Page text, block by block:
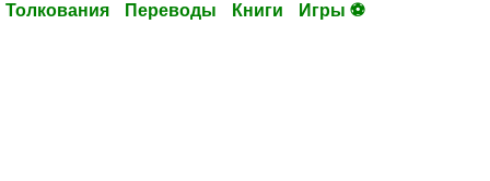
Толкования Переводы Книги Игры ⚽